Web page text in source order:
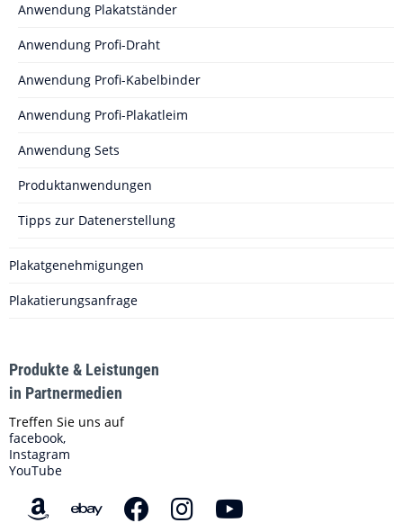
Anwendung Plakatständer
Anwendung Profi-Draht
Anwendung Profi-Kabelbinder
Anwendung Profi-Plakatleim
Anwendung Sets
Produktanwendungen
Tipps zur Datenerstellung
Plakatgenehmigungen
Plakatierungsanfrage
Produkte & Leistungen
in Partnermedien
Treffen Sie uns auf
facebook,
Instagram
YouTube